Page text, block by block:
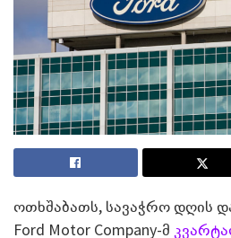
ოთხშაბათს, სავაჭრო დღის
Ford Motor Company-მ